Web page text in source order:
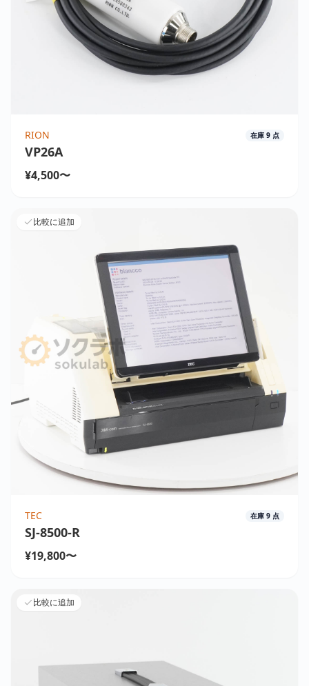
RION 在庫 9 点
VP26A
¥4,500〜
比較に追加
TEC 在庫 9 点
SJ-8500-R
¥19,800〜
比較に追加